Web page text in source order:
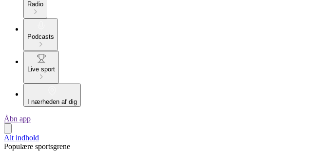
Radio
Podcasts
Live sport
I nærheden af dig
Åbn app
Alt indhold
Populære sportsgrene